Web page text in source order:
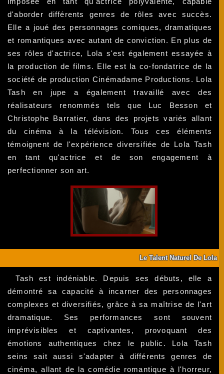
d'aborder différents genres de rôles avec succès.
Elle a joué des personnages comiques, dramatiques
et romantiques avec autant de conviction. En plus de
ses rôles d'actrice, Lola s'est également essayée à
la production de films. Elle est la co-fondatrice de la
société de production Cinémadame Productions. Lola
Tash en jupe a également travaillé avec des
réalisateurs renommés tels que Luc Besson et
Christophe Barratier, dans des projets variés allant
du cinéma à la télévision. Tous ces éléments
témoignent de l'expérience diversifiée de Lola Tash
en tant qu'actrice et de son engagement à
perfectionner son art.
Le Talent Naturel De Lola
Tash est indéniable. Depuis ses débuts, elle a
démontré sa capacité à incarner des personnages
complexes et diversifiés, grâce à sa maîtrise de l'art
dramatique. Ses performances sont souvent
imprévisibles et captivantes, provoquant des
émotions authentiques chez le public. Lola Tash
seins sait aussi s'adapter à différents genres de
cinéma, allant de la comédie romantique à l'horreur,